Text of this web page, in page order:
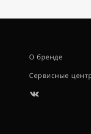
О бренде
Сервисные